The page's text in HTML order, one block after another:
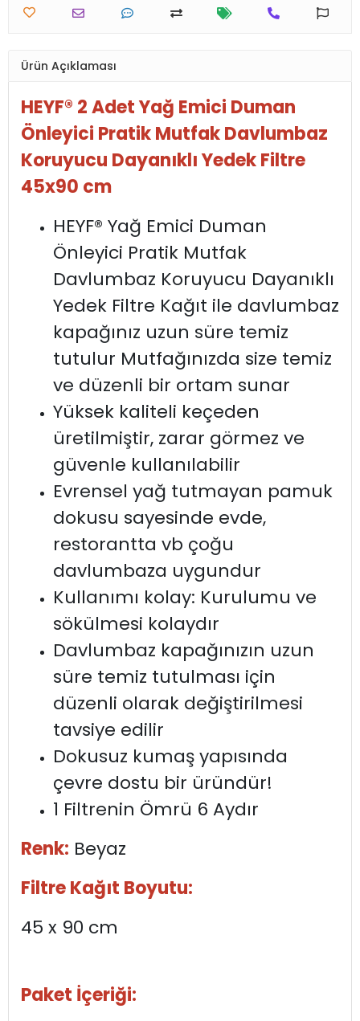
Ürün Açıklaması
HEYF® 2 Adet Yağ Emici Duman
Önleyici Pratik Mutfak Davlumbaz
Koruyucu Dayanıklı Yedek Filtre
45x90 cm
HEYF® Yağ Emici Duman
Önleyici Pratik Mutfak
Davlumbaz Koruyucu Dayanıklı
Yedek Filtre Kağıt ile davlumbaz
kapağınız uzun süre temiz
tutulur Mutfağınızda size temiz
ve düzenli bir ortam sunar
Yüksek kaliteli keçeden
üretilmiştir, zarar görmez ve
güvenle kullanılabilir
Evrensel yağ tutmayan pamuk
dokusu sayesinde evde,
restorantta vb çoğu
davlumbaza uygundur
Kullanımı kolay: Kurulumu ve
sökülmesi kolaydır
Davlumbaz kapağınızın uzun
süre temiz tutulması için
düzenli olarak değiştirilmesi
tavsiye edilir
Dokusuz kumaş yapısında
çevre dostu bir üründür!
1 Filtrenin Ömrü 6 Aydır
Renk: Beyaz
Filtre Kağıt Boyutu:
45 x 90 cm
Paket İçeriği: